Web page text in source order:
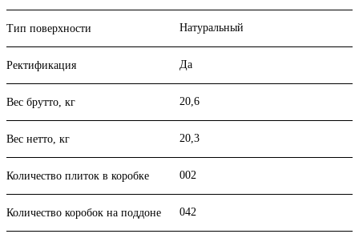
Тип поверхности Натуральный
Ректификация Да
Вес брутто, кг 20,6
Вес нетто, кг 20,3
Количество плиток в коробке 002
Количество коробок на поддоне 042